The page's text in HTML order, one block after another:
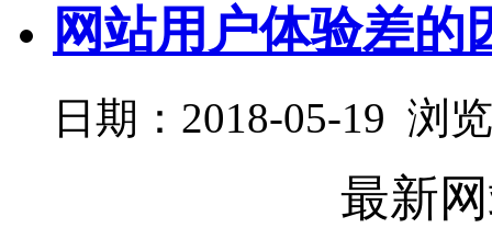
网站用户体验差的
日期：2018-05-19 浏
最新